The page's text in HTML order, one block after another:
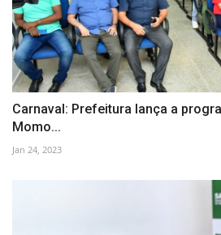
Carnaval: Prefeitura lança a
Momo...
Jan 24, 2023